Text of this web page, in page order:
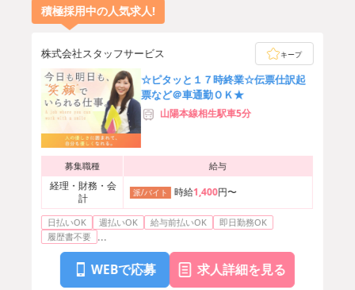
積極採用中の人気求人!
株式会社スタッフサービス キープ
☆ピタッと１７時終業☆伝票仕訳起
票など＠車通勤ＯＫ★
山陽本線相生駅車5分
募集職種 給与
経理・財務・会
計
派/バイト 時給1,400円〜
日払いOK 週払いOK 給与前払いOK
即日勤務OK
履歴書不要 ...
WEBで応募 求人詳細を見る